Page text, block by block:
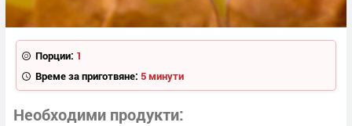
Порции: 1
Време за приготвяне: 5 минути
Необходими продукти